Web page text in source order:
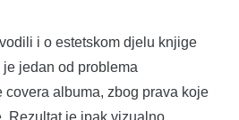
i o estetskom djelu knjige
jedan od problema
covera albuma, zbog prava koje